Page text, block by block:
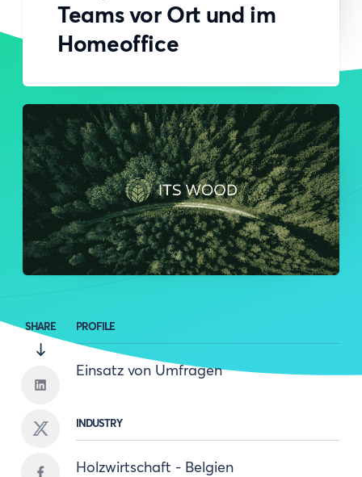
Teams vor Ort und im
Homeoffice
SHARE PROFILE
Einsatz von Umfragen
INDUSTRY
Holzwirtschaft - Belgien